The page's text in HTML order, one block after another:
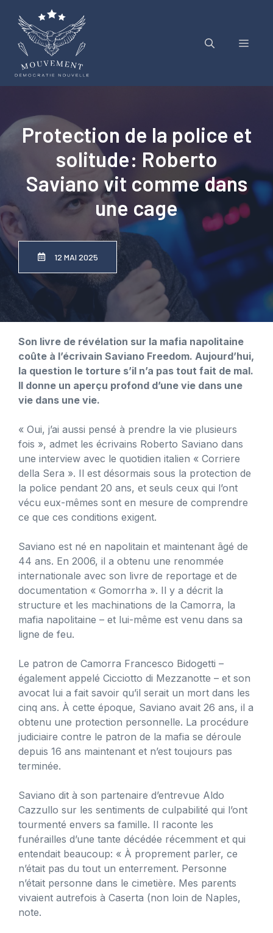
contenu
Menu
Protection de la police et
solitude: Roberto
Saviano vit comme dans
une cage
12 MAI 2025
Son livre de révélation sur la mafia napolitaine
coûte à l’écrivain Saviano Freedom. Aujourd’hui,
la question le torture s’il n’a pas tout fait de mal.
Il donne un aperçu profond d’une vie dans une
vie dans une vie.
« Oui, j’ai aussi pensé à prendre la vie plusieurs
fois », admet les écrivains Roberto Saviano dans
une interview avec le quotidien italien « Corriere
della Sera ». Il est désormais sous la protection de
la police pendant 20 ans, et seuls ceux qui l’ont
vécu eux-mêmes sont en mesure de comprendre
ce que ces conditions exigent.
Saviano est né en napolitain et maintenant âgé de
44 ans. En 2006, il a obtenu une renommée
internationale avec son livre de reportage et de
documentation « Gomorrha ». Il y a décrit la
structure et les machinations de la Camorra, la
mafia napolitaine – et lui-même est venu dans sa
ligne de feu.
Le patron de Camorra Francesco Bidogetti –
également appelé Cicciotto di Mezzanotte – et son
avocat lui a fait savoir qu’il serait un mort dans les
cinq ans. À cette époque, Saviano avait 26 ans, il a
obtenu une protection personnelle. La procédure
judiciaire contre le patron de la mafia se déroule
depuis 16 ans maintenant et n’est toujours pas
terminée.
Saviano dit à son partenaire d’entrevue Aldo
Cazzullo sur les sentiments de culpabilité qui l’ont
tourmenté envers sa famille. Il raconte les
funérailles d’une tante décédée récemment et qui
entendait beaucoup: « À proprement parler, ce
n’était pas du tout un enterrement. Personne
n’était personne dans le cimetière. Mes parents
vivaient autrefois à Caserta (non loin de Naples,
note.